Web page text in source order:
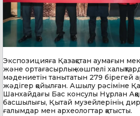
Экспозицияға Қазақстан аумағын
және ортағасырлық көшпелі
мәдениетін танытатын 279 бірегей
жәдігер қойылған. Ашылу рәсіміне
Шанхайдағы Бас консулы Нұрлан
басшылығы, Қытай музейлерінің
ғалымдар мен археологтар қатысты.